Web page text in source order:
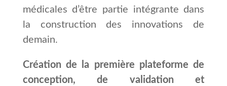
médicales d’être partie intégrante dans
la construction des innovations de
demain.
Création de la première plateforme de
conception, de validation et